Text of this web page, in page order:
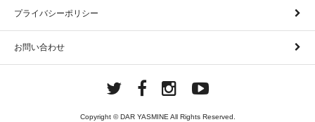
プライバシーポリシー
お問い合わせ
Copyright © DAR YASMINE All Rights Reserved.